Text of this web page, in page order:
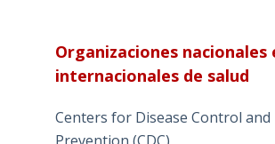
Organizaciones nacionales
internacionales de salud
Centers for Disease Control and